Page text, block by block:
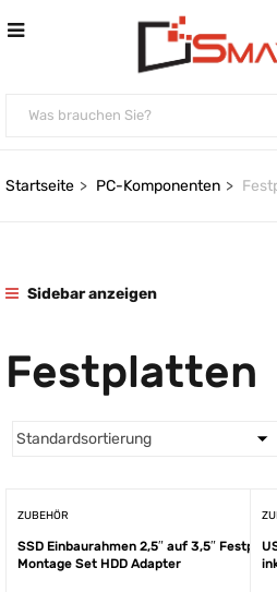
Startseite PC-Komponenten
Sidebar anzeigen
Festplatten
ZUBEHÖR
SSD Einbaurahmen 2,5″ auf 3,5″
Montage Set HDD Adapter